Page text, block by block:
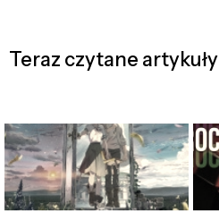
Teraz czytane artykuły